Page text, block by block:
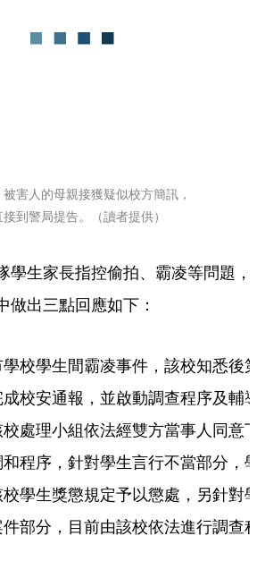
害人的母親接獲疑似校方簡訊，
到警局提告。（讀者提供）
學生家長指控偷拍、霸凌等問題，
做出三點回應如下：
校學生間霸凌事件，該校知悉後
校安通報，並啟動調查程序及輔
處理小組依法經雙方當事人同意
程序，針對學生言行不當部分，
學生獎懲規定予以懲處，另針對
部分，目前由該校依法進行調查